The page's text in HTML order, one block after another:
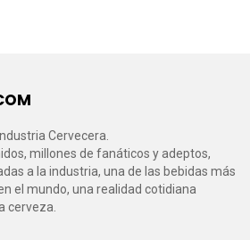
Cervecera.
millones de fanáticos y adeptos,
a la industria, una de las bebidas más
el mundo, una realidad cotidiana
cerveza.